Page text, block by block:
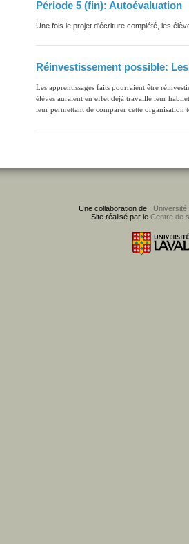
Période 5 (fin): Autoévaluation
Une fois le projet d'écriture complété, les
Réinvestissement possible:
Les apprentissages faits pourraient être
élèves auraient en effet déjà travaillé leur
leur permettant de comparer cette organisation
Une collaboration de : Université
Site réalisé par le Centre de